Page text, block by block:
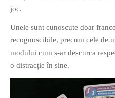
joc.
Unele sunt cunoscute doar
recognoscibile, precum cele de
modului cum s-ar descurca
o distracție în sine.